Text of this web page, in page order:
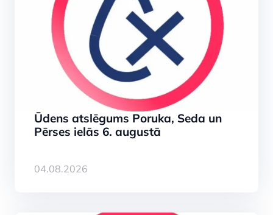
Ūdens atslēgums Poruka, Seda un
Pērses ielās 6. augustā
04.08.2026